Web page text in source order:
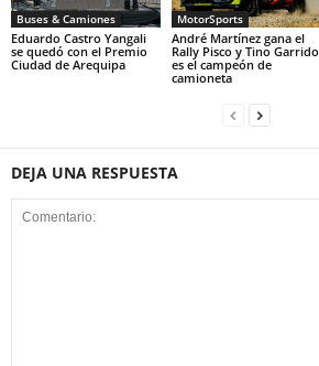
Buses & Camiones
Eduardo Castro Yangali
se quedó con el Premio
Ciudad de Arequipa
MotorSports
André Martínez gana el
Rally Pisco y Tino Garrido
es el campeón de
camioneta
DEJA UNA RESPUESTA